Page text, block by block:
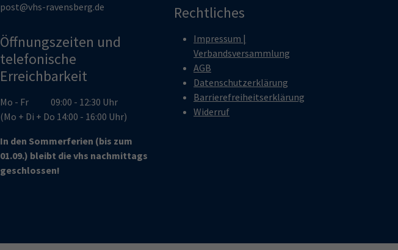
post@vhs-ravensberg.de
Öffnungszeiten und
telefonische
Erreichbarkeit
Mo - Fr 09:00 - 12:30 Uhr
(Mo + Di + Do 14:00 - 16:00 Uhr)
In den Sommerferien (bis zum
01.09.) bleibt die vhs nachmittags
geschlossen!
Rechtliches
Impressum |
Verbandsversammlung
AGB
Datenschutzerklärung
Barrierefreiheitserklärung
Widerruf